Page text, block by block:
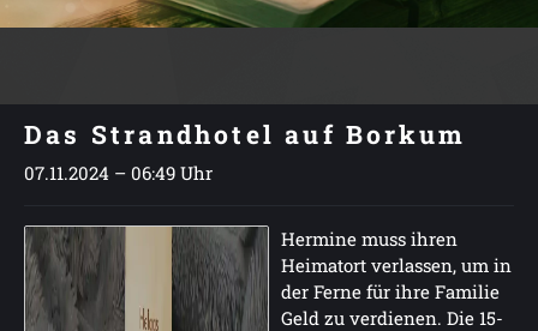
Das Strandhotel auf Borkum
07.11.2024 – 06:49 Uhr
Hermine muss ihren
Heimatort verlassen, um in
der Ferne für ihre Familie
Geld zu verdienen. Die 15-